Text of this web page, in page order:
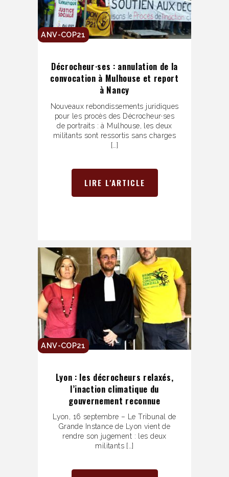
ANV-COP21
Décrocheur·ses : annulation de la
convocation à Mulhouse et report
à Nancy
Nouveaux rebondissements juridiques
pour les procès des Décrocheur·ses
de portraits : à Mulhouse, les deux
militants sont ressortis sans charges
[…]
LIRE L'ARTICLE
ANV-COP21
Lyon : les décrocheurs relaxés,
l’inaction climatique du
gouvernement reconnue
Lyon, 16 septembre – Le Tribunal de
Grande Instance de Lyon vient de
rendre son jugement : les deux
militants […]